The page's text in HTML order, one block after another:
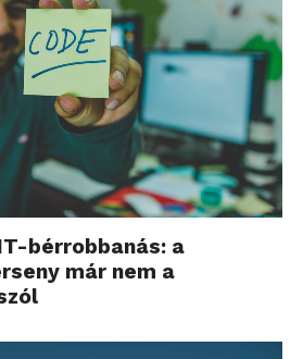
bérrobbanás: a
már nem a